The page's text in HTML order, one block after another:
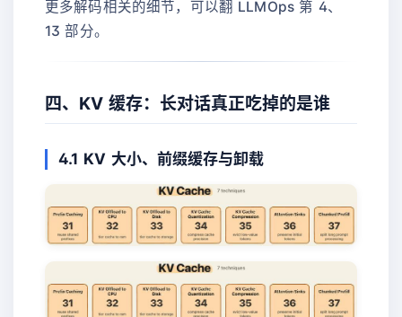
更多解码相关的细节，可以翻 LLMOps 第 4、
13 部分。
四、KV 缓存：长对话真正吃掉的是谁
4.1 KV 大小、前缀缓存与卸载